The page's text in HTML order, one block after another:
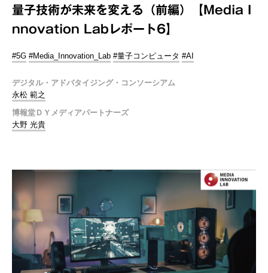
量子技術が未来を変える（前編）【Media I
nnovation Labレポート6】
#5G #Media_Innovation_Lab #量子コンピュータ #AI
デジタル・アドバタイジング・コンソーシアム
永松 範之
博報堂ＤＹメディアパートナーズ
大野 光貴